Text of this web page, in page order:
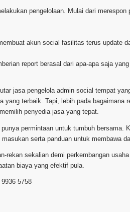
pengelolaan. Mulai dari
akun social fasilitas terus update
report berasal dari apa-apa saja
jasa pengelola admin social tempat
terbaik. Tapi, lebih pada bagaimana
penyedia jasa yang tepat.
permintaan untuk tumbuh bersama.
serta panduan untuk membawa
rekan sekalian demi perkembangan
biaya yang efektif pula.
5758